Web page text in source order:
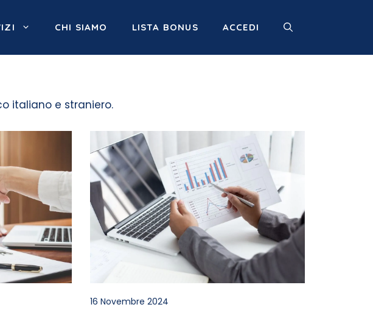
CHI SIAMO LISTA BONUS ACCEDI
italiano e straniero.
16 Novembre 2024